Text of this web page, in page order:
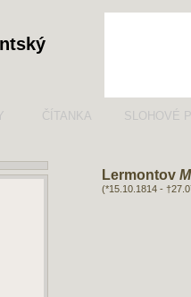
ČÍTANKA SLOHOVÉ
Lermontov
(*15.10.1814 -